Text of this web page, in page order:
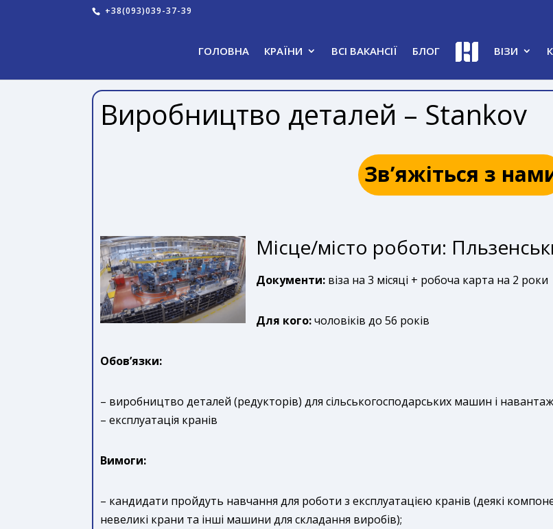
+38(093)039-37-39
ГОЛОВНА КРАЇНИ ВСІ ВАКАНСІЇ БЛОГ ВІЗИ
Виробництво деталей – Stankov
Зв’яжіться з
Місце/місто роботи:
Документи:віза на 3 місяці + робоча карта на 2 роки
Для кого:чоловіків до 56 років
Обов’язки:
– виробництво деталей (редукторів) для сільськогосподарських машин і
– експлуатація кранів
Вимоги:
– кандидати пройдуть навчання для роботи з експлуатацією кранів (деякі
невеликі крани та інші машини для складання виробів);